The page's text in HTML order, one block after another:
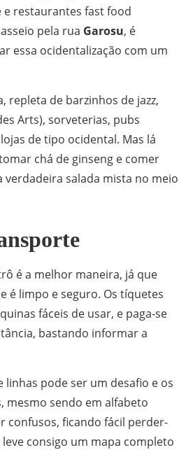
e restaurantes fast food
pela rua Garosu, é
essa ocidentalização com um
repleta de barzinhos de jazz,
Arts), sorveterias, pubs
de tipo ocidental. Mas lá
chá de ginseng e comer
verdadeira salada mista no meio
é a melhor maneira, já que
é limpo e seguro. Os tíquetes
fáceis de usar, e paga-se
bastando informar a
linhas pode ser um desafio e os
mesmo sendo em alfabeto
confusos, ficando fácil perder-
consigo um mapa completo